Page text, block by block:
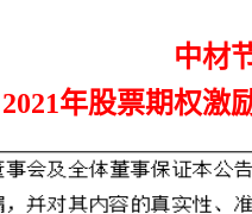
中材
2021年股票期权激